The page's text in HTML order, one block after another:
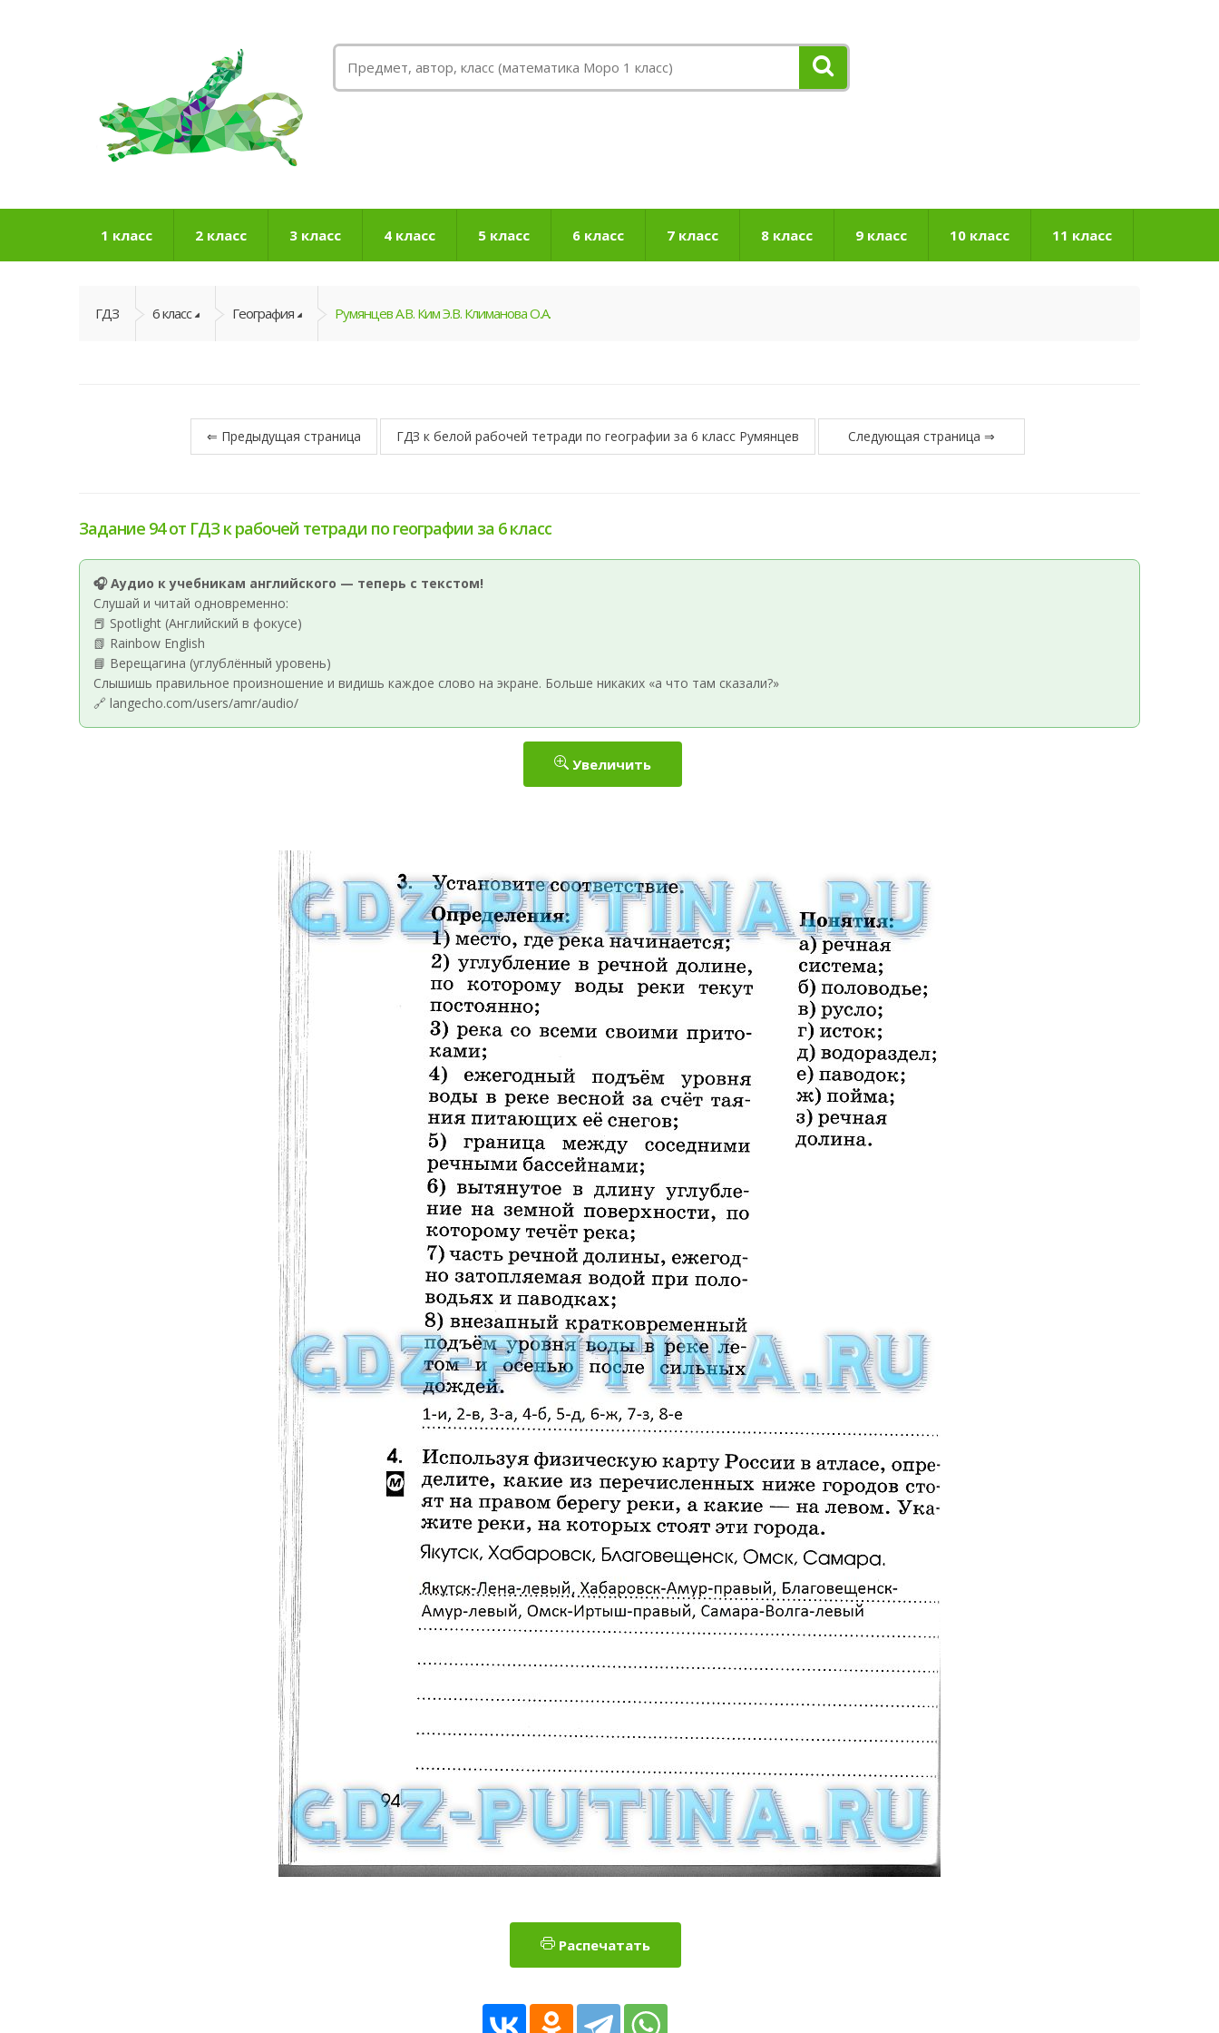
1 класс 2 класс 3 класс 4 класс 5 класс 6 класс 7 класс 8 класс 9 класс 10 класс 11 класс
ГДЗ 6 класс География Румянцев А.В. Ким Э.В. Климанова О.А.
⇐ Предыдущая страница ГДЗ к белой рабочей тетради по географии за 6 класс Румянцев Следующая страница ⇒
Задание 94 от ГДЗ к рабочей тетради по географии за 6 класс
🎧 Аудио к учебникам английского — теперь с текстом!
Слушай и читай одновременно:
📕 Spotlight (Английский в фокусе)
📗 Rainbow English
📘 Верещагина (углублённый уровень)
Слышишь правильное произношение и видишь каждое слово на экране. Больше никаких «а что там сказали?»
🔗 langecho.com/users/amr/audio/
Увеличить
Распечатать